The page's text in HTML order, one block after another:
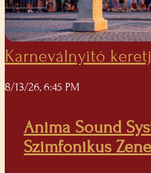
Karneválnyitó
8/13/26, 6:45 PM
Anima Sound
Szimfonikus